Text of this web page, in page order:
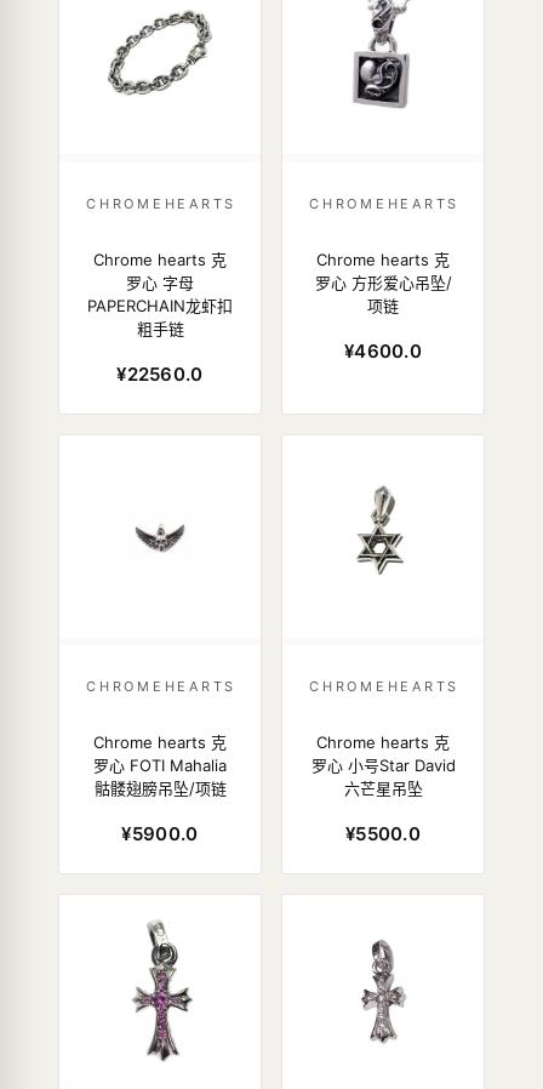
CHROMEHEARTS
Chrome hearts 克
罗心 字母
PAPERCHAIN龙虾扣
粗手链
¥22560.0
CHROMEHEARTS
Chrome hearts 克
罗心 方形爱心吊坠/
项链
¥4600.0
CHROMEHEARTS
Chrome hearts 克
罗心 FOTI Mahalia
骷髅翅膀吊坠/项链
¥5900.0
CHROMEHEARTS
Chrome hearts 克
罗心 小号Star David
六芒星吊坠
¥5500.0